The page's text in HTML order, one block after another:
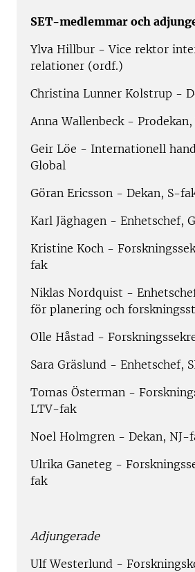
SET-medlemmar och
Ylva Hillbur - Vice rektor
relationer (ordf.)
Christina Lunner Kolstrup -
Anna Wallenbeck -
Geir Löe - Internationell
Global
Göran Ericsson - Dekan, S-
Karl Jäghagen - Enhetschef,
Kristine Koch -
fak
Niklas Nordquist -
för planering och
Olle Håstad -
Sara Gräslund - Enhetschef,
Tomas Österman -
LTV-fak
Noel Holmgren - Dekan, NJ-
Ulrika Ganeteg -
fak
Adjungerade
Ulf Westerlund -